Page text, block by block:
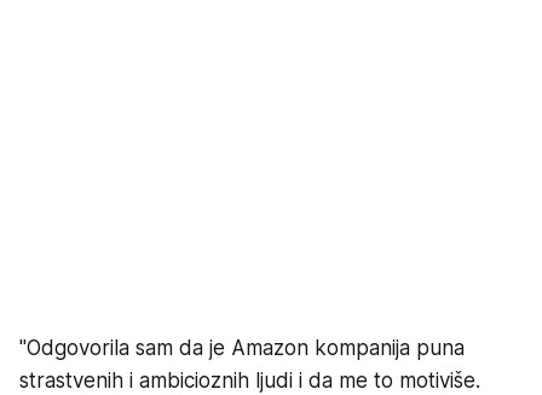
"Odgovorila sam da je Amazon kompanija puna
strastvenih i ambicioznih ljudi i da me to motiviše.